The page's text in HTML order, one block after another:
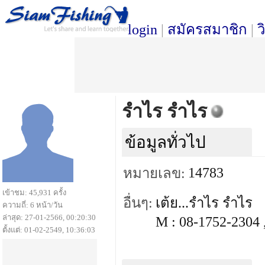
login | สมัครสมาชิก |
รำไร รำไร
ข้อมูลทั่วไป
หมายเลข: 14783
อื่นๆ: เต้ย...รำไร รำไร
M : 08-1752-2304
เข้าชม: 45,931 ครั้ง
ความถี่: 6 หน้า/วัน
ล่าสุด: 27-01-2566, 00:20:30
ตั้งแต่: 01-02-2549, 10:36:03